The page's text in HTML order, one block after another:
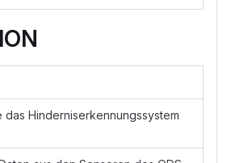
das Hinderniserkennungssystem